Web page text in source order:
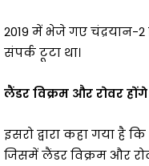
2019 में भेजे गए चंद्रयान-
संपर्क टूटा था।
लैंडर विक्रम और रोवर
इसरो द्वारा कहा गया है
जिसमें लैंडर विक्रम और